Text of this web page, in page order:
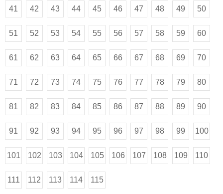
41 42 43 44 45 46 47 48 49 50
51 52 53 54 55 56 57 58 59 60
61 62 63 64 65 66 67 68 69 70
71 72 73 74 75 76 77 78 79 80
81 82 83 84 85 86 87 88 89 90
91 92 93 94 95 96 97 98 99 100
101 102 103 104 105 106 107 108 109 110
111 112 113 114 115